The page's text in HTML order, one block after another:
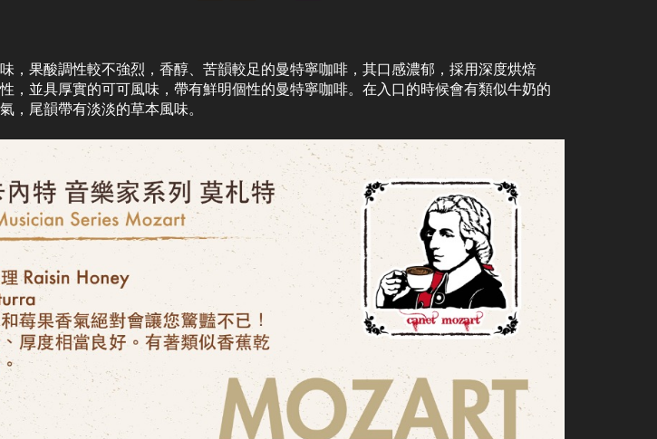
，果酸調性較不強烈，香醇、苦韻較足的曼特寧咖啡，其口感濃郁，採用深度烘焙
，並具厚實的可可風味，帶有鮮明個性的曼特寧咖啡。在入口的時候會有類似牛奶的
，尾韻帶有淡淡的草本風味。